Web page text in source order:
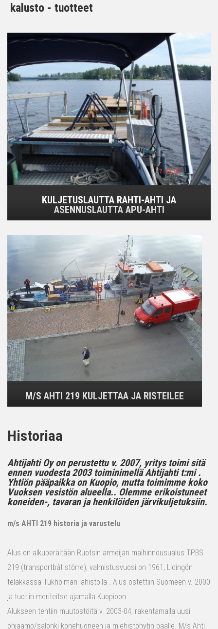
kalusto - tuotteet
KULJETUSLAUTTA RAHTI-AHTI JA
ASENNUSLAUTTA APU-AHTI
M/S AHTI 219 KULJETTAA JA RISTEILEE
Historiaa
Ahtijahti Oy on perustettu v. 2007, yritys toimi sitä
ennen vuodesta 2003 toiminimellä Ahtijahti t:mi .
Yhtiön pääpaikka on Kuopio, mutta toimimme koko
Vuoksen vesistön alueella.. Olemme erikoistuneet
koneiden-, tavaran ja henkilöiden järvikuljetuksiin.
m/s AHTI 219 historia ja varustelu
Alus on alkuperältään Ruotsin armeijan maihinnousualus TPBS
219 (transportbåt större), valmistusvuosi on 1961, Lidingön
telakkassa Tukholman lähistöllä . Alus ostettiin Suomeen v. 2000
ja tuotiin meriteitse ajamalla Kuopioon.
Alukseen tehtiin muutostöitä v. 2003-04, rakentamalla uusi
ohjaamo/salonki konehuoneen ja miehistöhytin päälle. M/s Ahti